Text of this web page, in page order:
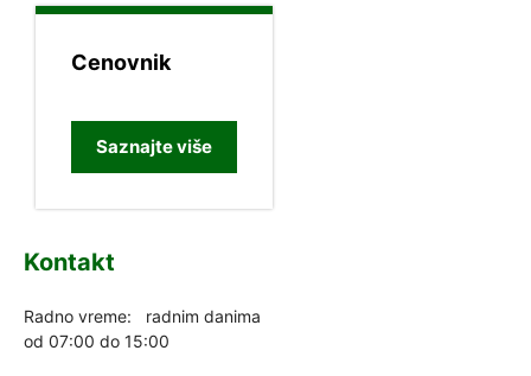
Cenovnik
Saznajte više
Kontakt
Radno vreme: radnim danima
od 07:00 do 15:00